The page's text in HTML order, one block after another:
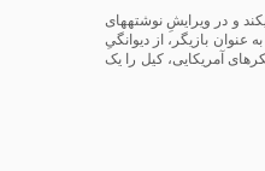
و در ویرایشِ نوشته­های
بازیگر، از دیوانگیِ
آمریکایی، کیل را یک